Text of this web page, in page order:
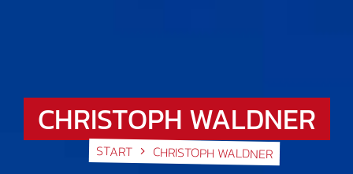
CHRISTOPH WALDNER
START CHRISTOPH WALDNER